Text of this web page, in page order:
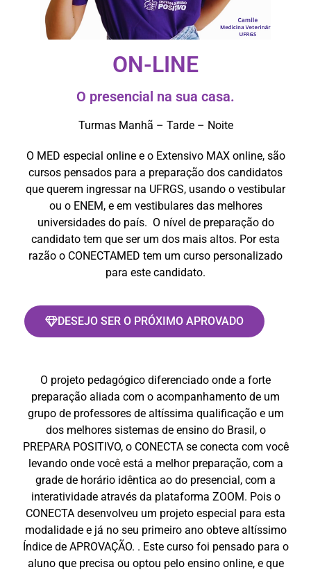
ON-LINE
O presencial na sua casa.
Turmas Manhã – Tarde – Noite
O MED especial online e o Extensivo MAX online, são
cursos pensados para a preparação dos candidatos
que querem ingressar na UFRGS, usando o vestibular
ou o ENEM, e em vestibulares das melhores
universidades do país. O nível de preparação do
candidato tem que ser um dos mais altos. Por esta
razão o CONECTAMED tem um curso personalizado
para este candidato.​
DESEJO SER O PRÓXIMO APROVADO
O projeto pedagógico diferenciado onde a forte
preparação aliada com o acompanhamento de um
grupo de professores de altíssima qualificação e um
dos melhores sistemas de ensino do Brasil, o
PREPARA POSITIVO, o CONECTA se conecta com você
levando onde você está a melhor preparação, com a
grade de horário idêntica ao do presencial, com a
interatividade através da plataforma ZOOM. Pois o
CONECTA desenvolveu um projeto especial para esta
modalidade e já no seu primeiro ano obteve altíssimo
Índice de APROVAÇÃO. .​ Este curso foi pensado para o
aluno que precisa ou optou pelo ensino online, e que